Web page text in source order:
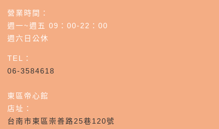
營業時間：
週一~週五 09：00-22：00
週六日公休
TEL：
06-3584618
東區帝心館
店址：
台南市東區崇善路25巷120號